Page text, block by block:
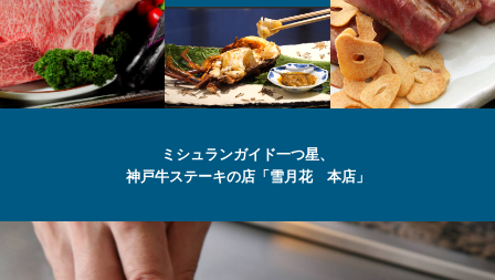
ミシュランガイド一つ星、
神戸牛ステーキの店「雪月花 本店」
最高級の